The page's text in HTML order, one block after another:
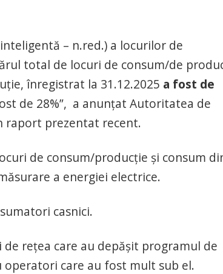
– n.red.) a locurilor de
total de locuri de consum/de
înregistrat la 31.12.2025 a fost de
de 28%”, a anunțat Autoritatea de
raport prezentat recent.
de consum/producție și consum
a energiei electrice.
casnici.
rețea care au depășit programul de
care au fost mult sub el.